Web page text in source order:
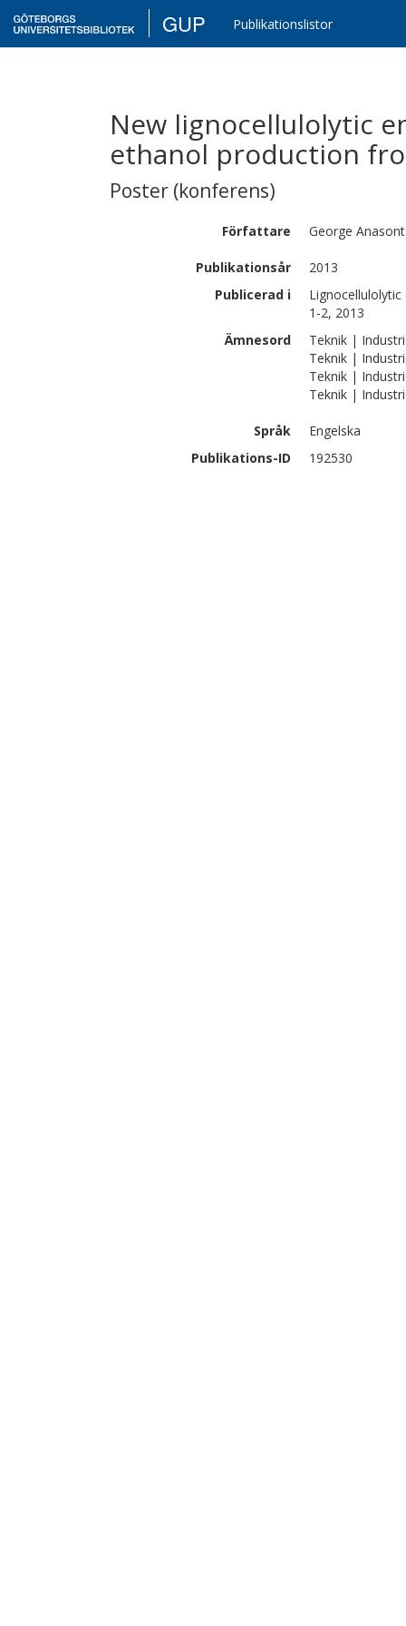
GUP Publikationslistor
New lignocellulolytic
ethanol production
Poster (konferens)
Författare George
Publikationsår
2013
Publicerad i
1-2, 2013
Ämnesord
Teknik |
Teknik |
Teknik |
Teknik |
Språk
Engelska
Publikations-ID
192530